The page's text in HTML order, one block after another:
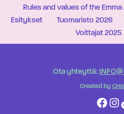
Rules and values of the Emma
Esitykset
Tuomaristo 2026
Voittajat 2025
Ota yhteyttä:
Created by